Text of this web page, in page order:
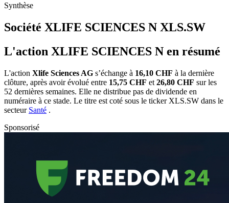
Synthèse
Société XLIFE SCIENCES N XLS.SW
L'action XLIFE SCIENCES N en résumé
L'action Xlife Sciences AG s’échange à 16,10 CHF à la dernière
clôture, après avoir évolué entre 15,75 CHF et 26,80 CHF sur les
52 dernières semaines. Elle ne distribue pas de dividende en
numéraire à ce stade. Le titre est coté sous le ticker XLS.SW dans le
secteur Santé .
Sponsorisé